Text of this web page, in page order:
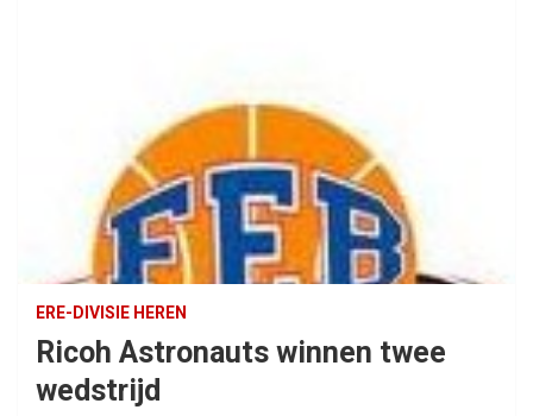
ERE-DIVISIE HEREN
Ricoh Astronauts winnen twee
wedstrijd